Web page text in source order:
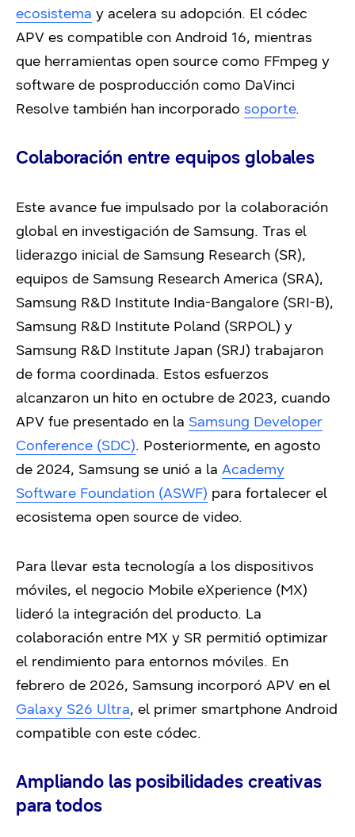
ecosistema y acelera su adopción. El códec
APV es compatible con Android 16, mientras
que herramientas open source como FFmpeg y
software de posproducción como DaVinci
Resolve también han incorporado soporte.
Colaboración entre equipos globales
Este avance fue impulsado por la colaboración
global en investigación de Samsung. Tras el
liderazgo inicial de Samsung Research (SR),
equipos de Samsung Research America (SRA),
Samsung R&D Institute India-Bangalore (SRI-B),
Samsung R&D Institute Poland (SRPOL) y
Samsung R&D Institute Japan (SRJ) trabajaron
de forma coordinada. Estos esfuerzos
alcanzaron un hito en octubre de 2023, cuando
APV fue presentado en la Samsung Developer
Conference (SDC). Posteriormente, en agosto
de 2024, Samsung se unió a la Academy
Software Foundation (ASWF) para fortalecer el
ecosistema open source de video.
Para llevar esta tecnología a los dispositivos
móviles, el negocio Mobile eXperience (MX)
lideró la integración del producto. La
colaboración entre MX y SR permitió optimizar
el rendimiento para entornos móviles. En
febrero de 2026, Samsung incorporó APV en el
Galaxy S26 Ultra, el primer smartphone Android
compatible con este códec.
Ampliando las posibilidades creativas
para todos